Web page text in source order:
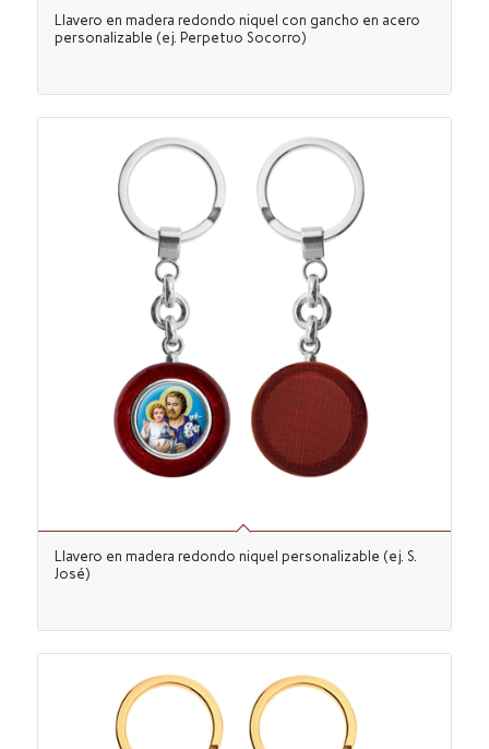
Llavero en madera redondo niquel con gancho en acero
personalizable (ej. Perpetuo Socorro)
Llavero en madera redondo niquel personalizable (ej. S.
José)